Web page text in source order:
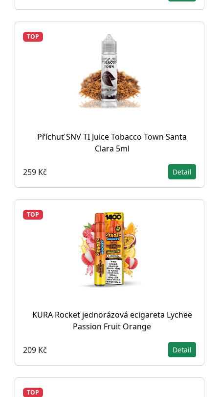
TOP
Příchuť SNV TI Juice Tobacco Town Santa
Clara 5ml
259 Kč Detail
TOP
KURA Rocket jednorázová ecigareta Lychee
Passion Fruit Orange
209 Kč Detail
TOP